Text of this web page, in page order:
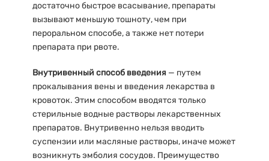
достаточно быстрое всасывание, препараты
вызывают меньшую тошноту, чем при
пероральном способе, а также нет потери
препарата при рвоте.
Внутривенный способ введения — путем
прокалывания вены и введения лекарства в
кровоток. Этим способом вводятся только
стерильные водные растворы лекарственных
препаратов. Внутривенно нельзя вводить
суспензии или масляные растворы, иначе может
возникнуть эмболия сосудов. Преимущество